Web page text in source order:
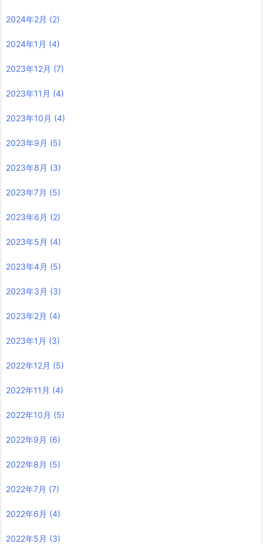
2024年2月 (2)
2024年1月 (4)
2023年12月 (7)
2023年11月 (4)
2023年10月 (4)
2023年9月 (5)
2023年8月 (3)
2023年7月 (5)
2023年6月 (2)
2023年5月 (4)
2023年4月 (5)
2023年3月 (3)
2023年2月 (4)
2023年1月 (3)
2022年12月 (5)
2022年11月 (4)
2022年10月 (5)
2022年9月 (6)
2022年8月 (5)
2022年7月 (7)
2022年6月 (4)
2022年5月 (3)